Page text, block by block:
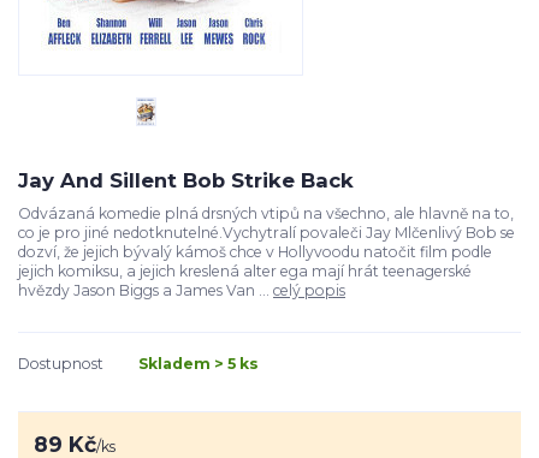
Jay And Sillent Bob Strike Back
Odvázaná komedie plná drsných vtipů na všechno, ale hlavně na to,
co je pro jiné nedotknutelné.Vychytralí povaleči Jay Mlčenlivý Bob se
dozví, že jejich bývalý kámoš chce v Hollyvoodu natočit film podle
jejich komiksu, a jejich kreslená alter ega mají hrát teenagerské
hvězdy Jason Biggs a James Van ... celý popis
Dostupnost Skladem > 5 ks
89 Kč/ks